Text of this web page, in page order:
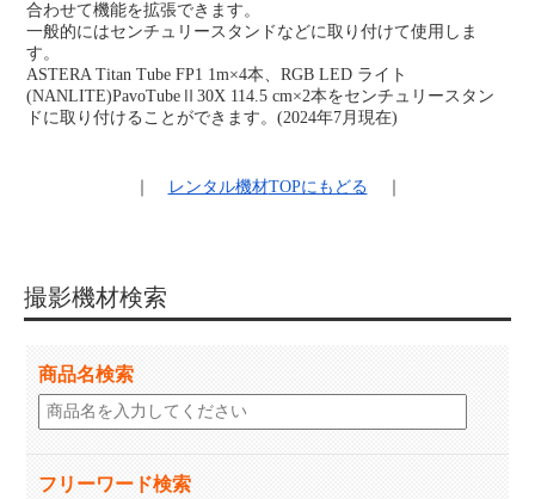
合わせて機能を拡張できます。
一般的にはセンチュリースタンドなどに取り付けて使用しま
す。
ASTERA Titan Tube FP1 1m×4本、RGB LED ライト
(NANLITE)PavoTubeⅡ30X 114.5 cm×2本をセンチュリースタン
ドに取り付けることができます。(2024年7月現在)
レンタル機材TOPにもどる
撮影機材検索
商品名検索
フリーワード検索